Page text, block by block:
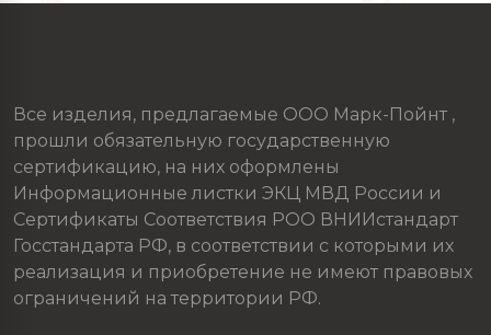
Все изделия, предлагаемые ООО Марк-Пойнт ,
прошли обязательную государственную
сертификацию, на них оформлены
Информационные листки ЭКЦ МВД России и
Сертификаты Соответствия РОО ВНИИстандарт
Госстандарта РФ, в соответствии с которыми их
реализация и приобретение не имеют правовых
ограничений на территории РФ.